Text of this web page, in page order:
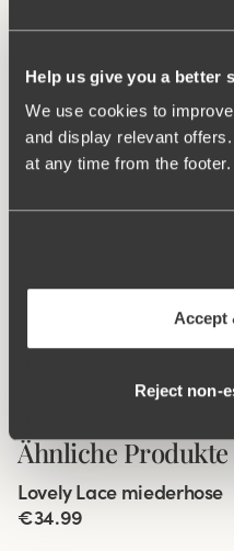
Help us give you a better
We use cookies to
and display relevant
at any time from the footer.
Accept
Reject
Ähnliche Produkte
Viewing image 1 of 3
4 für 3
Lovely Lace miederhose
€34.99